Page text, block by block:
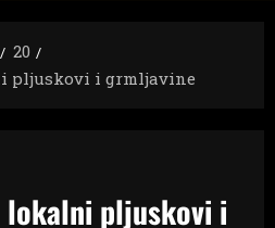
20
pljuskovi i grmljavine
lokalni pljuskovi i